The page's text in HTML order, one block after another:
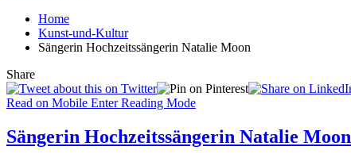
Home
Kunst-und-Kultur
Sängerin Hochzeitssängerin Natalie Moon
Share
Read on Mobile Enter Reading Mode
Sängerin Hochzeitssängerin Natalie Moon